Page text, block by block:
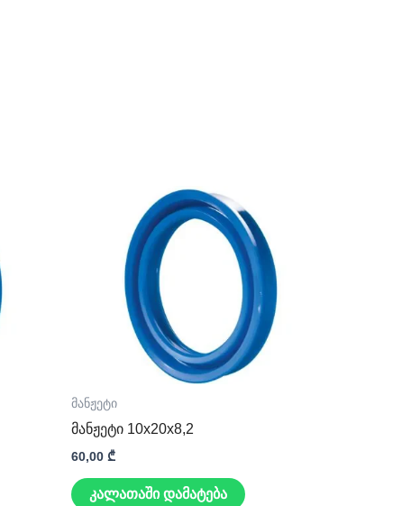
მანჟეტი
მანჟეტი 10x20x8,2
60,00 ₾
კალათაში დამატება